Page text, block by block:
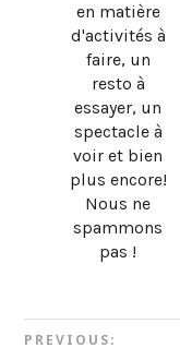
en matière
d'activités à
faire, un
resto à
essayer, un
spectacle à
voir et bien
plus encore!
Nous ne
spammons
pas !
PREVIOUS: